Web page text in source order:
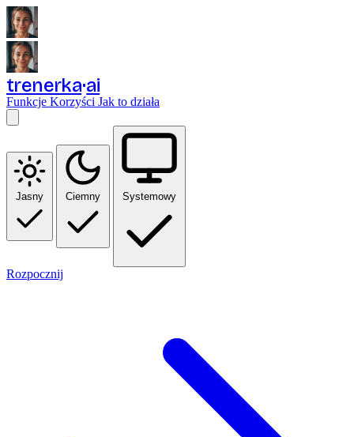
trenerka ai
Funkcje Korzyści Jak to działa
Jasny Ciemny Systemowy
Rozpocznij